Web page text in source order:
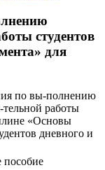
студентов
для
по вы-полнению
тельной работы
«Основы
дневного и
пособие